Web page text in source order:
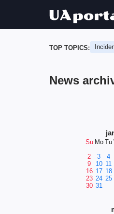
TOP TOPICS:
News
Su Mo Tu
2
3 4
9
10 11
16 17 18
23 24 25
30 31